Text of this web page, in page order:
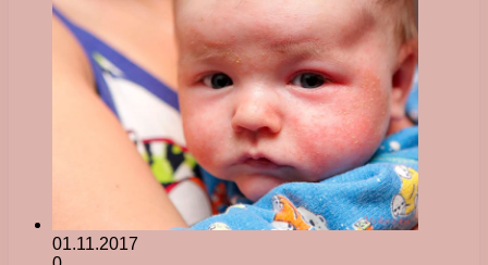
01.11.2017